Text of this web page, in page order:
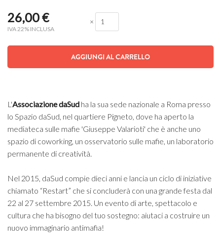
26,00€
IVA 22% INCLUSA
×
AGGIUNGI AL CARRELLO
L'Associazione daSud ha la sua sede nazionale a Roma presso
lo Spazio daSud, nel quartiere Pigneto, dove ha aperto la
mediateca sulle mafie 'Giuseppe Valarioti' che è anche uno
spazio di coworking, un osservatorio sulle mafie, un laboratorio
permanente di creatività.
Nel 2015, daSud compie dieci anni e lancia un ciclo di iniziative
chiamato “Restart” che si concluderà con una grande festa dal
22 al 27 settembre 2015. Un evento di arte, spettacolo e
cultura che ha bisogno del tuo sostegno: aiutaci a costruire un
nuovo immaginario antimafia!